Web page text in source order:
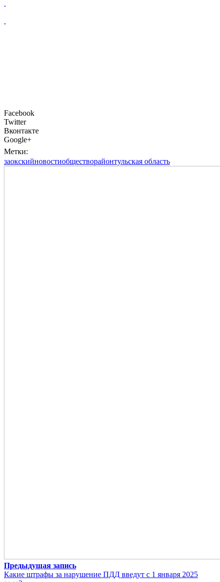
Facebook
Twitter
Вконтакте
Google+
Метки:
заокскийновостиобществорайонтульская область
Предыдущая запись
Какие штрафы за нарушение ПДД введут с 1 января 2025